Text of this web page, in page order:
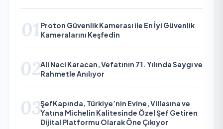
01 Proton Güvenlik Kamerası ile En İyi Güvenlik
Kameralarını Keşfedin
02Ali Naci Karacan, Vefatının 71. Yılında Saygı ve
Rahmetle Anılıyor
03ŞefKapında, Türkiye’nin Evine, Villasına ve
Yatına Michelin Kalitesinde Özel Şef Getiren
Dijital Platformu Olarak Öne Çıkıyor